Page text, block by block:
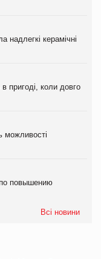
надлегкі керамічні
пригоді, коли довго
можливості
повышению
Всі новини